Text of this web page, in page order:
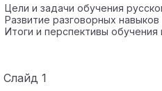
Цели и задачи обучения
Развитие разговорных навыков
Итоги и перспективы обучения
Слайд 1